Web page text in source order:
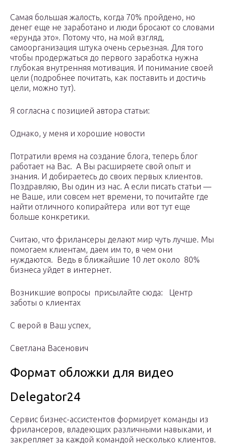
Самая большая жалость, когда 70% пройдено, но
денег еще не заработано и люди бросают со словами
«ерунда это». Потому что, на мой взгляд,
самоорганизация штука очень серьезная. Для того
чтобы продержаться до первого заработка нужна
глубокая внутренняя мотивация. И понимание своей
цели (подробнее почитать, как поставить и достичь
цели, можно тут).
Я согласна с позицией автора статьи:
Однако, у меня и хорошие новости
Потратили время на создание блога, теперь блог
работает на Вас. А Вы расширяете свой опыт и
знания. И добираетесь до своих первых клиентов.
Поздравляю, Вы один из нас. А если писать статьи —
не Ваше, или совсем нет времени, то почитайте где
найти отличного копирайтера или вот тут еще
больше конкретики.
Считаю, что фрилансеры делают мир чуть лучше. Мы
помогаем клиентам, даем им то, в чем они
нуждаются. Ведь в ближайшие 10 лет около 80%
бизнеса уйдет в интернет.
Возникшие вопросы присылайте сюда: Центр
заботы о клиентах
С верой в Ваш успех,
Светлана Васенович
Формат обложки для видео
Delegator24
Сервис бизнес-ассистентов формирует команды из
фрилансеров, владеющих различными навыками, и
закрепляет за каждой командой несколько клиентов.